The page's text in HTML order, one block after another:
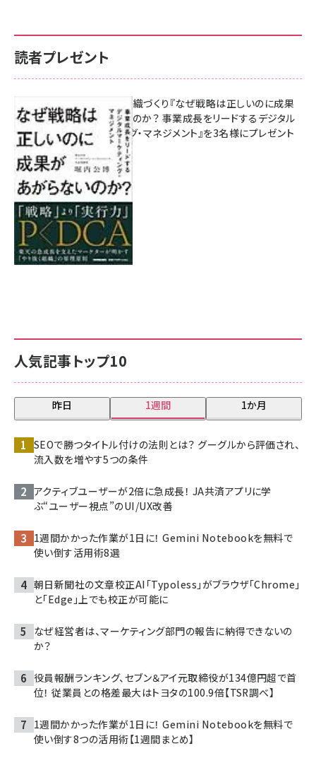
人気記事トップ10
昨日 1週間 1か月
SEOで勝つタイトル付けの法則とは？ グーグルから評価され、
流入数を増やす5つの条件
アクティブユーザーが2倍に急成長！ JA共済アプリに学
ぶ“ユーザー視点”のUI/UX改善
1週間かかった作業が1日に！ Gemini Notebookを無料で
使い倒す活用術8選
朝日新聞社の文章校正AI「Typoless」がブラウザ「Chrome」
と「Edge」上でも校正が可能に
なぜ経営者は、マーケティング部門の報告に納得できないの
か？
役員報酬ランキング、セブン＆アイ元取締役が134億円超で首
位！ 従業員との格差最大はトヨタの100.9倍【TSR調べ】
1週間かかった作業が1日に！ Gemini Notebookを無料で
使い倒す8つの活用術【1週間まとめ】
読者プレゼント
成果を生む組織づくり『なぜ戦略は正しいのに成果
があがらないのか？ 事業成長をリードするデジタル
マーケティング・マネジメント』を3名様にプレゼント
8月7日 10:00